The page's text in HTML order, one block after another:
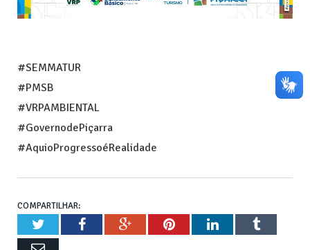
#SEMMATUR
#PMSB
#VRPAMBIENTAL
#GovernodePiçarra
#AquioProgressoéRealidade
COMPARTILHAR:
TwitterFacebookGoogle+PinterestLinkedInTumblr